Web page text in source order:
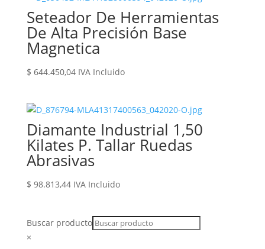
Seteador De Herramientas
De Alta Precisión Base
Magnetica
$ 644.450,04 IVA Incluido
Diamante Industrial 1,50
Kilates P. Tallar Ruedas
Abrasivas
$ 98.813,44 IVA Incluido
Buscar producto
×